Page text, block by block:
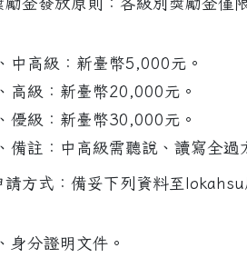
本會與TKB台灣知識庫產學合
中高級：新臺幣5,000元。
高級：新臺幣20,000元。
優級：新臺幣30,000元。
備註：中高級需聽說、讀寫全過
請方式：備妥下列資料至
身分證明文件。